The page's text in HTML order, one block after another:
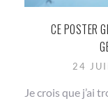
CE POSTER
24
Je crois que j’ai